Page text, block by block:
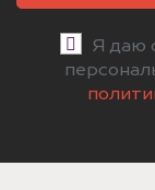
Я даю